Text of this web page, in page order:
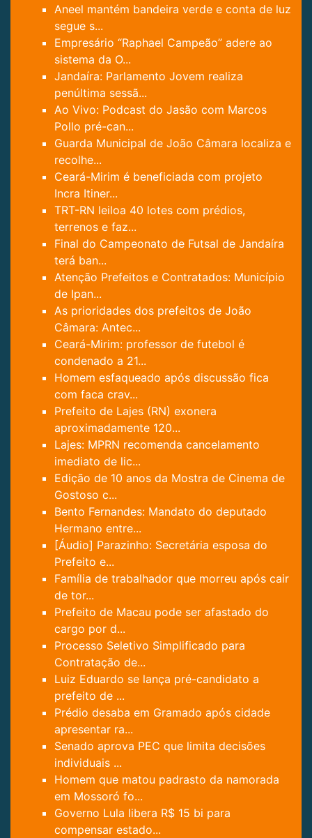
Aneel mantém bandeira verde e conta de luz
segue s...
Empresário “Raphael Campeão” adere ao
sistema da O...
Jandaíra: Parlamento Jovem realiza
penúltima sessã...
Ao Vivo: Podcast do Jasão com Marcos
Pollo pré-can...
Guarda Municipal de João Câmara localiza e
recolhe...
Ceará-Mirim é beneficiada com projeto
Incra Itiner...
TRT-RN leiloa 40 lotes com prédios,
terrenos e faz...
Final do Campeonato de Futsal de Jandaíra
terá ban...
Atenção Prefeitos e Contratados: Município
de Ipan...
As prioridades dos prefeitos de João
Câmara: Antec...
Ceará-Mirim: professor de futebol é
condenado a 21...
Homem esfaqueado após discussão fica
com faca crav...
Prefeito de Lajes (RN) exonera
aproximadamente 120...
Lajes: MPRN recomenda cancelamento
imediato de lic...
Edição de 10 anos da Mostra de Cinema de
Gostoso c...
Bento Fernandes: Mandato do deputado
Hermano entre...
[Áudio] Parazinho: Secretária esposa do
Prefeito e...
Família de trabalhador que morreu após cair
de tor...
Prefeito de Macau pode ser afastado do
cargo por d...
Processo Seletivo Simplificado para
Contratação de...
Luiz Eduardo se lança pré-candidato a
prefeito de ...
Prédio desaba em Gramado após cidade
apresentar ra...
Senado aprova PEC que limita decisões
individuais ...
Homem que matou padrasto da namorada
em Mossoró fo...
Governo Lula libera R$ 15 bi para
compensar estado...